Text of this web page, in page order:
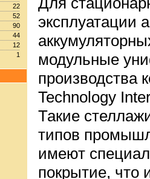
22
52
90
44
12
1
эксплуатации
модульные
производства
Technology
Такие
типов
имеют
покрытие, что